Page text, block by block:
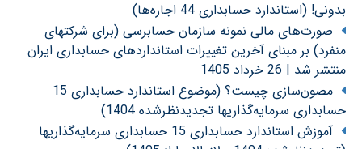
بدونی! (استاندارد حسابداری 44 اجاره‌ها)
صورت‌های مالی نمونه سازمان حسابرسی (برای شرکتهای
منفرد) بر مبنای آخرین تغییرات استانداردهای حسابداری ایران
منتشر شد | 26 خرداد 1405
مصون‌سازی چیست؟ (موضوع استاندارد حسابداری 15
حسابداری سرمایه‌گذاریها تجدیدنظرشده 1404)
آموزش استاندارد حسابداری 15 حسابداری سرمایه‌گذاریها